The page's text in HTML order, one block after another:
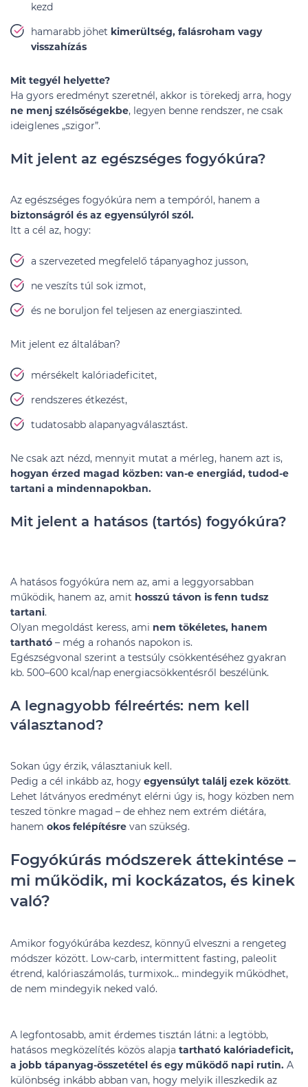
kezd
hamarabb jöhet kimerültség, falásroham vagy
visszahízás
Mit tegyél helyette?
Ha gyors eredményt szeretnél, akkor is törekedj arra, hogy
ne menj szélsőségekbe, legyen benne rendszer, ne csak
ideiglenes „szigor”.
Mit jelent az egészséges fogyókúra?
Az egészséges fogyókúra nem a tempóról, hanem a
biztonságról és az egyensúlyról szól.
Itt a cél az, hogy:
a szervezeted megfelelő tápanyaghoz jusson,
ne veszíts túl sok izmot,
és ne boruljon fel teljesen az energiaszinted.
Mit jelent ez általában?
mérsékelt kalóriadeficitet,
rendszeres étkezést,
tudatosabb alapanyagválasztást.
Ne csak azt nézd, mennyit mutat a mérleg, hanem azt is,
hogyan érzed magad közben: van-e energiád, tudod-e
tartani a mindennapokban.
Mit jelent a hatásos (tartós) fogyókúra?
A hatásos fogyókúra nem az, ami a leggyorsabban
működik, hanem az, amit hosszú távon is fenn tudsz
tartani.
Olyan megoldást keress, ami nem tökéletes, hanem
tartható – még a rohanós napokon is.
Egészségvonal szerint a testsúly csökkentéséhez gyakran
kb. 500–600 kcal/nap energiacsökkentésről beszélünk.
A legnagyobb félreértés: nem kell
választanod?
Sokan úgy érzik, választaniuk kell.
Pedig a cél inkább az, hogy egyensúlyt találj ezek között.
Lehet látványos eredményt elérni úgy is, hogy közben nem
teszed tönkre magad – de ehhez nem extrém diétára,
hanem okos felépítésre van szükség.
Fogyókúrás módszerek áttekintése –
mi működik, mi kockázatos, és kinek
való?
Amikor fogyókúrába kezdesz, könnyű elveszni a rengeteg
módszer között. Low-carb, intermittent fasting, paleolit
étrend, kalóriaszámolás, turmixok… mindegyik működhet,
de nem mindegyik neked való.
A legfontosabb, amit érdemes tisztán látni: a legtöbb,
hatásos megközelítés közös alapja tartható kalóriadeficit,
a jobb tápanyag-összetétel és egy működő napi rutin. A
különbség inkább abban van, hogy melyik illeszkedik az